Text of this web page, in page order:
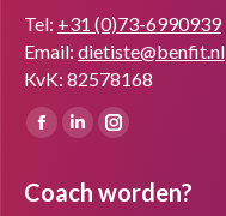
Tel: +31 (0)73-6990939
Email: dietiste@benfit.nl
KvK: 82578168
Vind ons op:
Facebook
opens
Linkedin
opens
Instagram
opens
Coach worden?